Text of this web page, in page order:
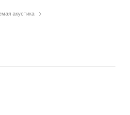
акустика